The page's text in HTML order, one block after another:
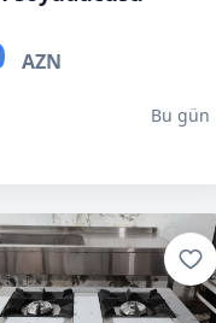
AZN
Bu gün